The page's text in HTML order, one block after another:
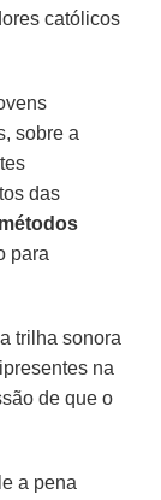
católicos
sobre a
das
métodos
para
trilha sonora
na
de que o
a pena